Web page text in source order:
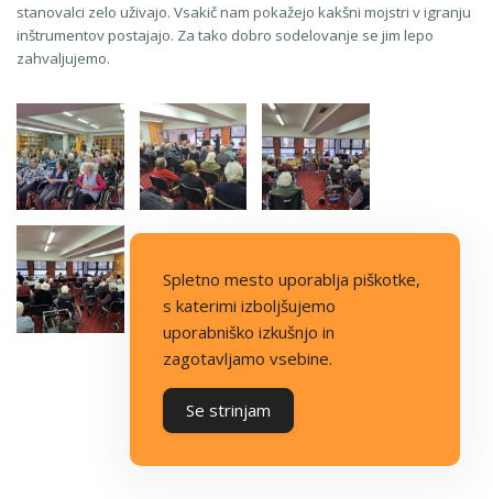
stanovalci zelo uživajo. Vsakič nam pokažejo kakšni mojstri v igranju
inštrumentov postajajo. Za tako dobro sodelovanje se jim lepo
zahvaljujemo.
Spletno mesto uporablja piškotke,
s katerimi izboljšujemo
uporabniško izkušnjo in
zagotavljamo vsebine.
Se strinjam